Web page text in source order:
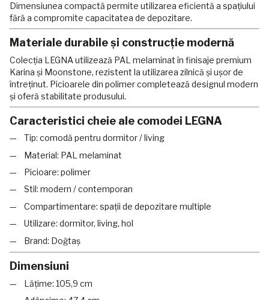
Dimensiunea compactă permite utilizarea eficientă a spațiului
fără a compromite capacitatea de depozitare.
Materiale durabile și construcție modernă
Colecția LEGNA utilizează PAL melaminat în finisaje premium
Karina și Moonstone, rezistent la utilizarea zilnică și ușor de
întreținut. Picioarele din polimer completează designul modern
și oferă stabilitate produsului.
Caracteristici cheie ale comodei LEGNA
Tip: comodă pentru dormitor / living
Material: PAL melaminat
Picioare: polimer
Stil: modern / contemporan
Compartimentare: spații de depozitare multiple
Utilizare: dormitor, living, hol
Brand: Doğtaş
Dimensiuni
Lățime: 105,9 cm